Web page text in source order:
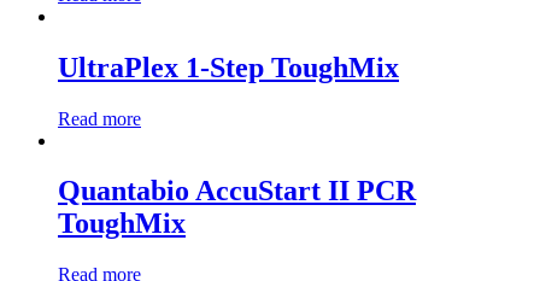
UltraPlex 1-Step ToughMix
Read more
Quantabio AccuStart II PCR
ToughMix
Read more